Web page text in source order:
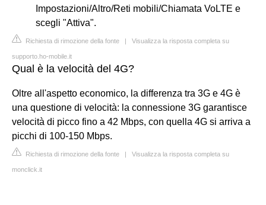
Impostazioni/Altro/Reti mobili/Chiamata VoLTE e
scegli "Attiva".
Richiesta di rimozione della fonte | Visualizza la risposta completa su
supporto.ho-mobile.it
Qual è la velocità del 4G?
Oltre all'aspetto economico, la differenza tra 3G e 4G è
una questione di velocità: la connessione 3G garantisce
velocità di picco fino a 42 Mbps, con quella 4G si arriva a
picchi di 100-150 Mbps.
Richiesta di rimozione della fonte | Visualizza la risposta completa su
monclick.it